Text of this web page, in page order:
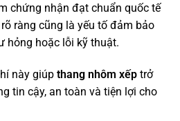
chứng nhận đạt chuẩn quốc tế
ràng cũng là yếu tố đảm bảo
hỏng hoặc lỗi kỹ thuật.
này giúp thang nhôm xếp trở
tin cậy, an toàn và tiện lợi cho